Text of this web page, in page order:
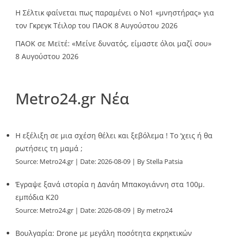
Η Σέλτικ φαίνεται πως παραμένει ο Νο1 «μνηστήρας» για
τον Γκρεγκ Τέιλορ του ΠΑΟΚ 8 Αυγούστου 2026
ΠΑΟΚ σε Μεϊτέ: «Μείνε δυνατός, είμαστε όλοι μαζί σου»
8 Αυγούστου 2026
Metro24.gr Νέα
Η εξέλιξη σε μια σχέση θέλει και ξεβόλεμα ! Το ‘χεις ή θα
ρωτήσεις τη μαμά ;
Source: Metro24.gr Date: 2026-08-09 By Stella Patsia
Έγραψε ξανά ιστορία η Δανάη Μπακογιάννη στα 100μ.
εμπόδια Κ20
Source: Metro24.gr Date: 2026-08-09 By metro24
Βουλγαρία: Drone με μεγάλη ποσότητα εκρηκτικών